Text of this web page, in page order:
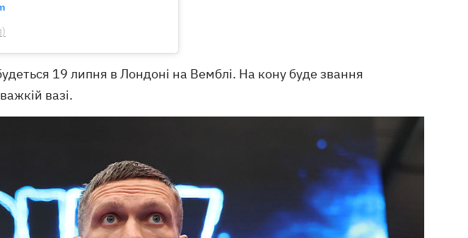
19 липня в Лондоні на Вемблі. На кону буде звання
вазі.